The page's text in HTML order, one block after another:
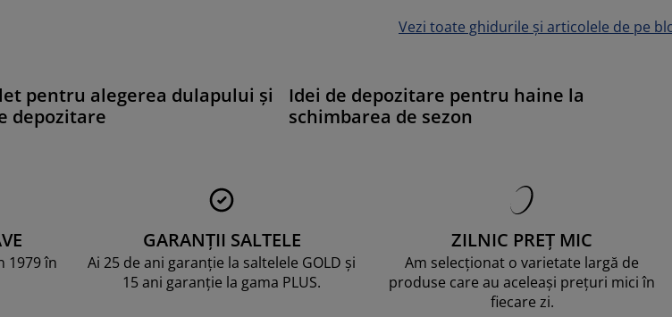
Vezi toate ghidurile și articolele de pe
pentru alegerea dulapului și
depozitare
Idei de depozitare pentru haine la
schimbarea de sezon
1979 în
GARANȚII SALTELE
Ai 25 de ani garanție la saltelele GOLD și
15 ani garanție la gama PLUS.
ZILNIC PREȚ MIC
Am selecționat o varietate largă de
produse care au aceleași prețuri mici în
fiecare zi.